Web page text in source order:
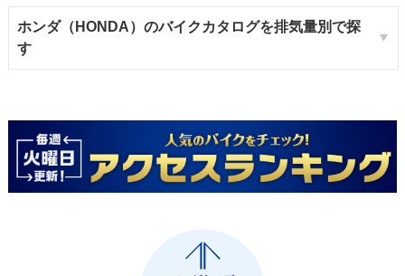
ホンダ（HONDA）のバイクカタログを排気量別で探
す